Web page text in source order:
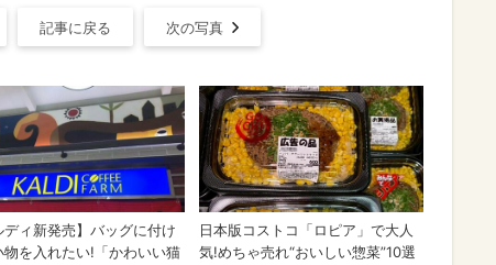
記事に戻る 次の写真